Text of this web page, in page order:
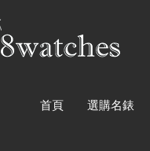
首頁 選購名錶